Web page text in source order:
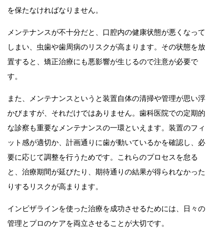
を保たなければなりません。
メンテナンスが不十分だと、口腔内の健康状態が悪くなって
しまい、虫歯や歯周病のリスクが高まります。その状態を放
置すると、矯正治療にも悪影響が生じるので注意が必要で
す。
また、メンテナンスというと装置自体の清掃や管理が思い浮
かびますが、それだけではありません。歯科医院での定期的
な診察も重要なメンテナンスの一環といえます。装置のフィ
ット感が適切か、計画通りに歯が動いているかを確認し、必
要に応じて調整を行うためです。これらのプロセスを怠る
と、治療期間が延びたり、期待通りの結果が得られなかった
りするリスクが高まります。
インビザラインを使った治療を成功させるためには、日々の
管理とプロのケアを両立させることが大切です。